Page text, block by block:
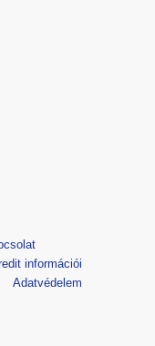
információi
Adatvédelem